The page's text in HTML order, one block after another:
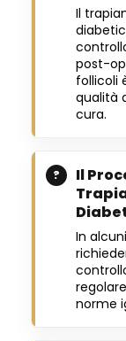
Il
post-
follicoli
qualità
cura.
Il
In
norme